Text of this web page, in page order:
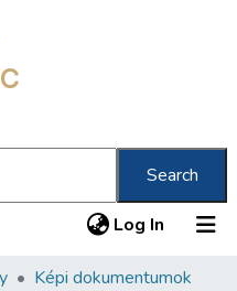
Search
Log In (current)
Képi dokumentumok